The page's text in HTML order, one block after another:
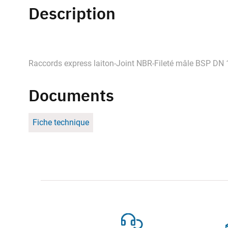
Description
Raccords express laiton-Joint NBR-Fileté mâle BSP DN
Documents
Fiche technique